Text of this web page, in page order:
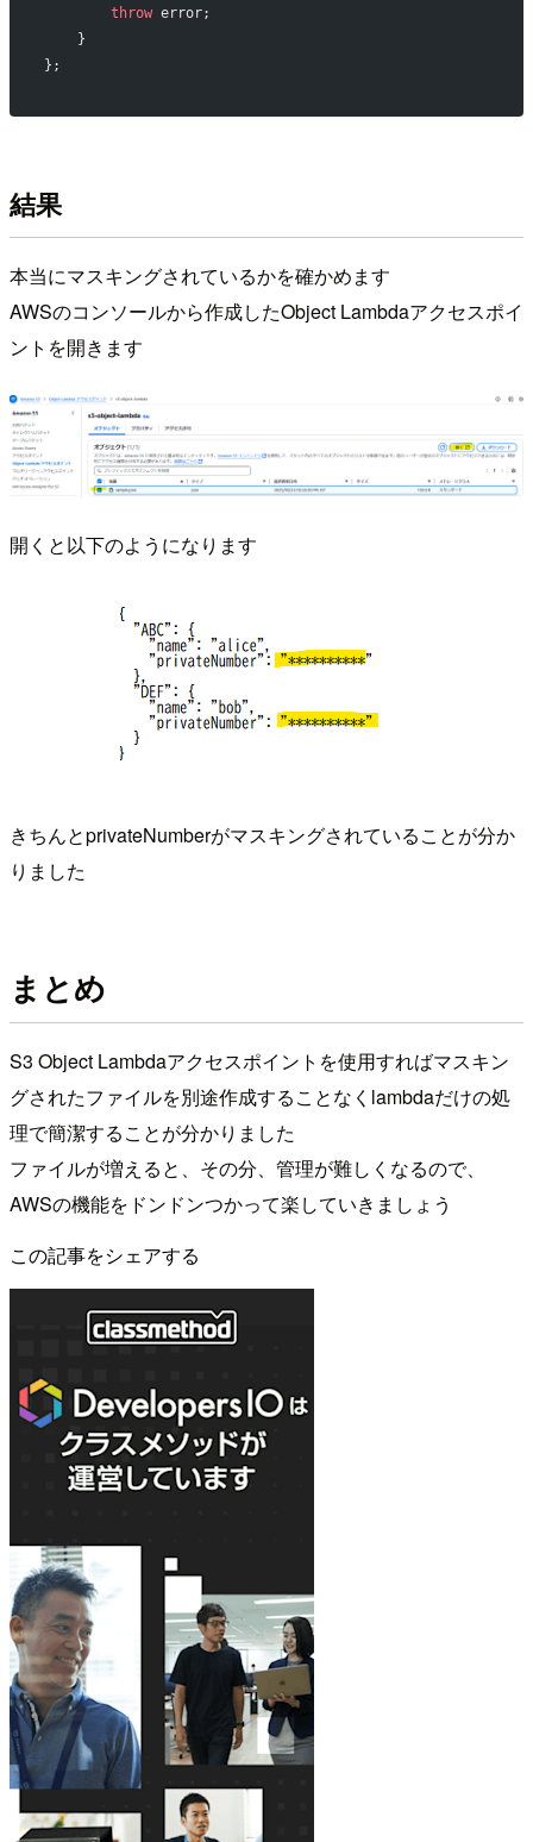
        throw
error;
    }
};
結果
本当にマスキングされているかを確かめます
AWSのコンソールから作成したObject Lambdaアクセスポイ
ントを開きます
開くと以下のようになります
きちんとprivateNumberがマスキングされていることが分か
りました
まとめ
S3 Object Lambdaアクセスポイントを使用すればマスキン
グされたファイルを別途作成することなくlambdaだけの処
理で簡潔することが分かりました
ファイルが増えると、その分、管理が難しくなるので、
AWSの機能をドンドンつかって楽していきましょう
この記事をシェアする